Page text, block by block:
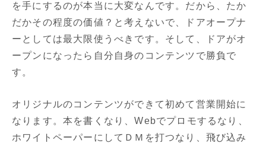
を手にするのが本当に大変なんです。だから、たか
だかその程度の価値？と考えないで、ドアオープナ
ーとしては最大限使うべきです。そして、ドアがオ
ープンになったら自分自身のコンテンツで勝負で
す。
オリジナルのコンテンツができて初めて営業開始に
なります。本を書くなり、Webでプロモするなり、
ホワイトペーパーにしてＤＭを打つなり、飛び込み